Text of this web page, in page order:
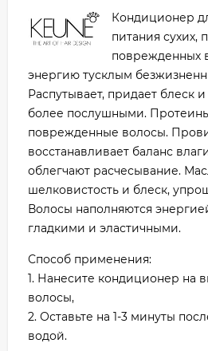
Кондиционер
питания сухих,
поврежденных
энергию тусклым
Распутывает, придает блеск
более послушными.
поврежденные волосы.
восстанавливает баланс
облегчают расчесывание.
шелковистость и блеск,
Волосы наполняются
гладкими и эластичными.
Способ применения:
1. Нанесите кондиционер на
волосы,
2. Оставьте на 1-3 минуты
водой.